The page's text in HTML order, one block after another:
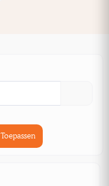
Toepassen